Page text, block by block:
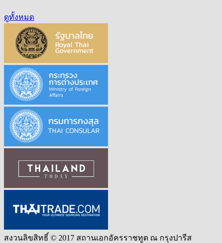
ดูทั้งหมด
สงวนลิขสิทธิ์ © 2017 สถานเอกอัครราชทูต ณ กรุงปารีส